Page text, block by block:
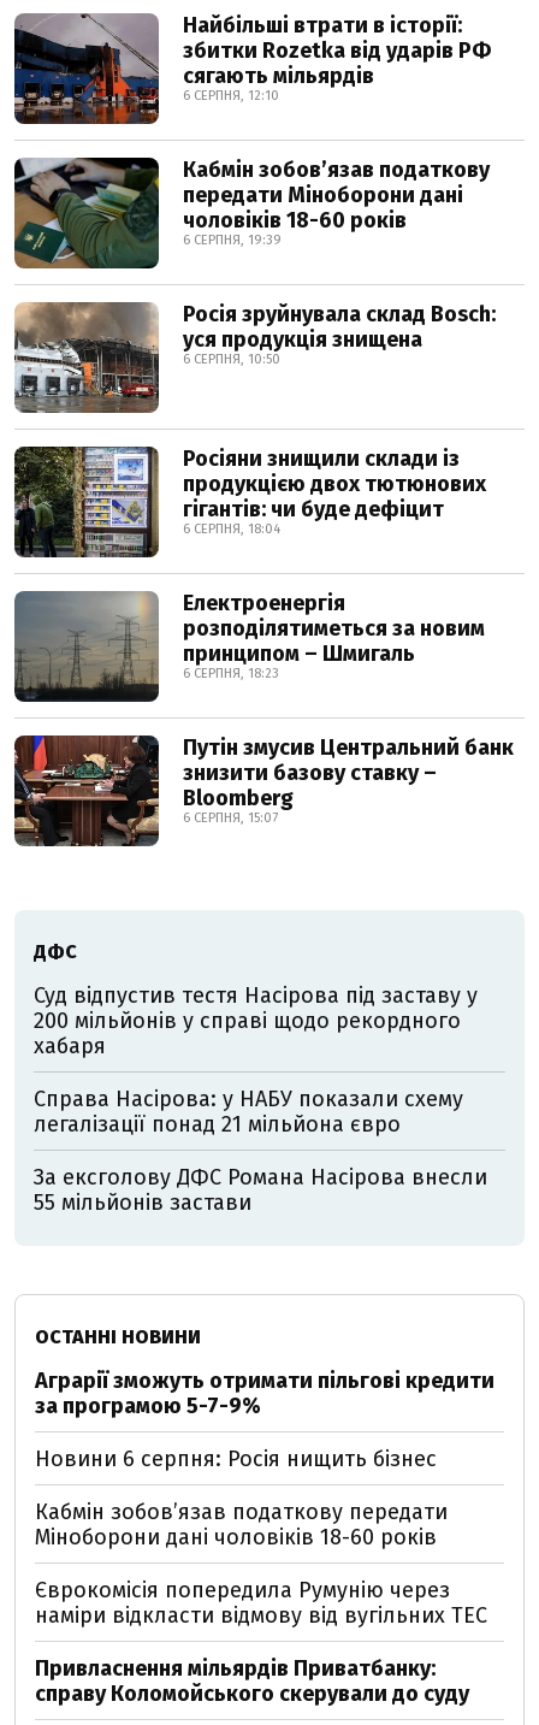
Найбільші втрати в історії:
збитки Rozetka від ударів РФ
сягають мільярдів
6 СЕРПНЯ, 12:10
Кабмін зобовʼязав податкову
передати Міноборони дані
чоловіків 18-60 років
6 СЕРПНЯ, 19:39
Росія зруйнувала склад Bosch:
уся продукція знищена
6 СЕРПНЯ, 10:50
Росіяни знищили склади із
продукцією двох тютюнових
гігантів: чи буде дефіцит
6 СЕРПНЯ, 18:04
Електроенергія
розподілятиметься за новим
принципом – Шмигаль
6 СЕРПНЯ, 18:23
Путін змусив Центральний банк
знизити базову ставку –
Bloomberg
6 СЕРПНЯ, 15:07
ДФС
Суд відпустив тестя Насірова під заставу у
200 мільйонів у справі щодо рекордного
хабаря
Справа Насірова: у НАБУ показали схему
легалізації понад 21 мільйона євро
За ексголову ДФС Романа Насірова внесли
55 мільйонів застави
ОСТАННІ НОВИНИ
Аграрії зможуть отримати пільгові кредити
за програмою 5-7-9%
Новини 6 серпня: Росія нищить бізнес
Кабмін зобовʼязав податкову передати
Міноборони дані чоловіків 18-60 років
Єврокомісія попередила Румунію через
наміри відкласти відмову від вугільних ТЕС
Привласнення мільярдів Приватбанку:
справу Коломойського скерували до суду